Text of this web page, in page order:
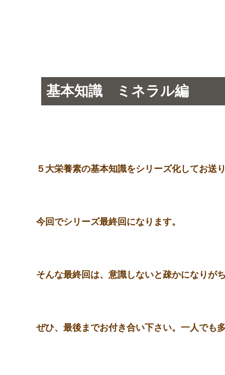
基本知識 ミネラル編
５大栄養素の基本知識をシリーズ化してお送
今回でシリーズ最終回になります。
そんな最終回は、意識しないと疎かになりが
ぜひ、最後までお付き合い下さい。一人でも